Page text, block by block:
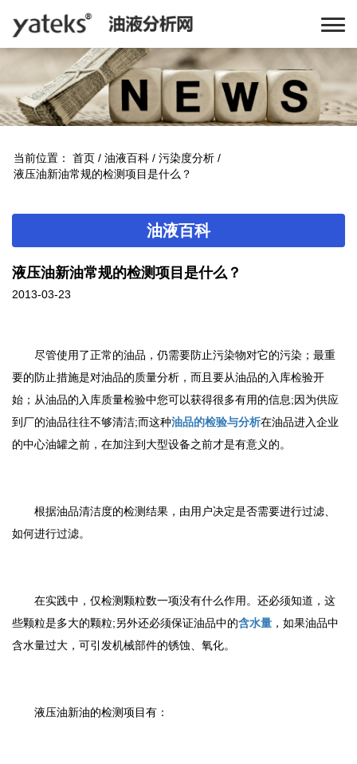
当前位置： 首页 / 油液百科 / 污染度分析 /
液压油新油常规的检测项目是什么？
油液百科
液压油新油常规的检测项目是什么？
2013-03-23
尽管使用了正常的油品，仍需要防止污染物对它的污染；最重
要的防止措施是对油品的质量分析，而且要从油品的入库检验开
始；从油品的入库质量检验中您可以获得很多有用的信息;因为供应
到厂的油品往往不够清洁;而这种油品的检验与分析在油品进入企业
的中心油罐之前，在加注到大型设备之前才是有意义的。
根据油品清洁度的检测结果，由用户决定是否需要进行过滤、
如何进行过滤。
在实践中，仅检测颗粒数一项没有什么作用。还必须知道，这
些颗粒是多大的颗粒;另外还必须保证油品中的含水量 ，如果油品中
含水量过大，可引发机械部件的锈蚀、氧化。
液压油新油的检测项目有：